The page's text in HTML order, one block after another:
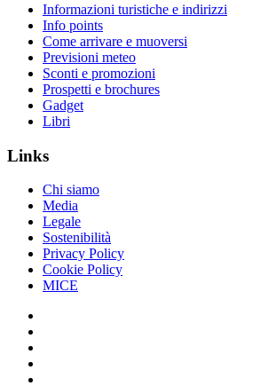
Informazioni turistiche e indirizzi
Info points
Come arrivare e muoversi
Previsioni meteo
Sconti e promozioni
Prospetti e brochures
Gadget
Libri
Links
Chi siamo
Media
Legale
Sostenibilità
Privacy Policy
Cookie Policy
MICE